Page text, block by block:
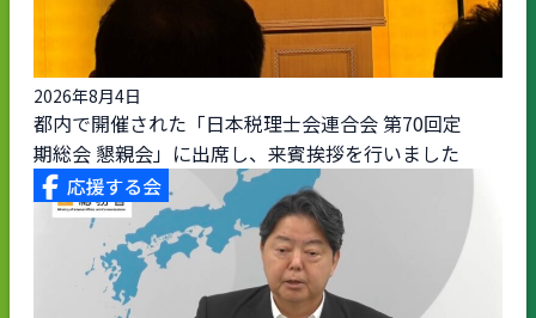
2026年8月4日
都内で開催された「日本税理士会連合会 第70回定
期総会 懇親会」に出席し、来賓挨拶を行いました